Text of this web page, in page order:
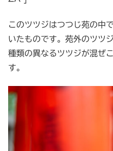
このツツジはつつじ苑の中
いたものです。苑外のツツ
種類の異なるツツジが混ぜ
す。